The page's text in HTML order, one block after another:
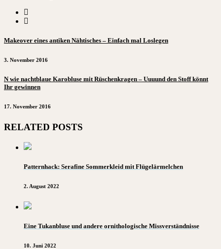
Makeover eines antiken Nähtisches – Einfach mal Loslegen
3. November 2016
N wie nachtblaue Karobluse mit Rüschenkragen – Uuuund den Stoff könnt
Ihr gewinnen
17. November 2016
RELATED POSTS
Patternhack: Serafine Sommerkleid mit Flügelärmelchen
2. August 2022
Eine Tukanbluse und andere ornithologische Missverständnisse
10. Juni 2022